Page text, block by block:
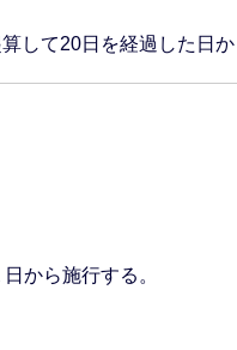
して20日を経過した日か
から施行する。